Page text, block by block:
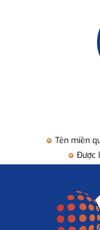
Tên miền
Được